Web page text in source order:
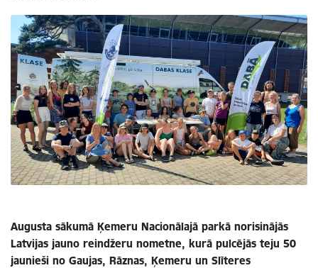
Augusta sākumā Ķemeru Nacionālajā parkā norisinājās
Latvijas jauno reindžeru nometne, kurā pulcējās teju 50
jaunieši no Gaujas, Rāznas, Ķemeru un Slīteres